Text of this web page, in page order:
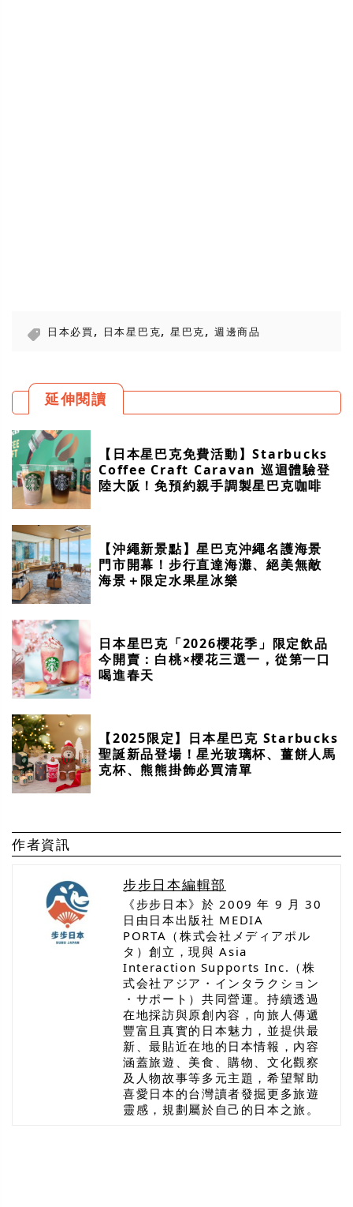
日本必買 , 日本星巴克, 星巴克, 週邊商品
延伸閱讀
【日本星巴克免費活動】Starbucks
Coffee Craft Caravan 巡迴體驗登
陸大阪！免預約親手調製星巴克咖啡
【沖繩新景點】星巴克沖繩名護海景
門市開幕！步行直達海灘、絕美無敵
海景＋限定水果星冰樂
日本星巴克「2026櫻花季」限定飲品
今開賣：白桃×櫻花三選一，從第一口
喝進春天
【2025限定】日本星巴克 Starbucks
聖誕新品登場！星光玻璃杯、薑餅人馬
克杯、熊熊掛飾必買清單
作者資訊
步步日本編輯部
《步步日本》於 2009 年 9 月 30
日由日本出版社 MEDIA
PORTA（株式会社メディアポル
タ）創立，現與 Asia
Interaction Supports Inc.（株
式会社アジア・インタラクション
・サポート）共同營運。持續透過
在地採訪與原創內容，向旅人傳遞
豐富且真實的日本魅力，並提供最
新、最貼近在地的日本情報，內容
涵蓋旅遊、美食、購物、文化觀察
及人物故事等多元主題，希望幫助
喜愛日本的台灣讀者發掘更多旅遊
靈感，規劃屬於自己的日本之旅。